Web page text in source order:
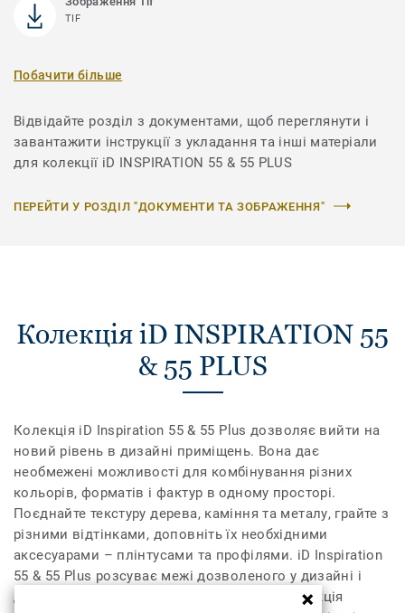
TIF
Побачити більше
Відвідайте розділ з документами, щоб переглянути і
завантажити інструкції з укладання та інші матеріали
для колекції iD INSPIRATION 55 & 55 PLUS
ПЕРЕЙТИ У РОЗДІЛ "ДОКУМЕНТИ ТА ЗОБРАЖЕННЯ"
Колекція iD INSPIRATION 55
& 55 PLUS
Колекція iD Inspiration 55 & 55 Plus дозволяє вийти на
новий рівень в дизайні приміщень. Вона дає
необмежені можливості для комбінування різних
кольорів, форматів і фактур в одному просторі.
Поєднайте текстуру дерева, каміння та металу, грайте з
різними відтінками, доповніть їх необхідними
аксесуарами – плінтусами та профілями. iD Inspiration
55 & 55 Plus розсуває межі дозволеного у дизайні і
дозволяє створити інтер’єр вашої мрії. Колекція